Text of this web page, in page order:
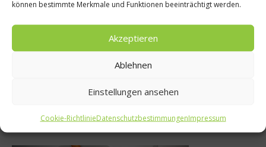
können bestimmte Merkmale und Funktionen beeinträchtigt werden.
Akzeptieren
Ablehnen
Einstellungen ansehen
Cookie-RichtlinieDatenschutzbestimmungenImpressum
der Vanille in elf
August 2011
Warum
eigentlich
22.
Was isst Deutschland